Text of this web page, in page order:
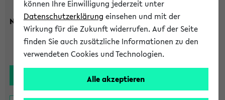
Nachname:
können Ihre Einwilligung jederzeit unter
Datenschutzerklärung einsehen und mit der
Wirkung für die Zukunft widerrufen. Auf der Seite
finden Sie auch zusätzliche Informationen zu den
verwendeten Cookies und Technologien.
Alle akzeptieren